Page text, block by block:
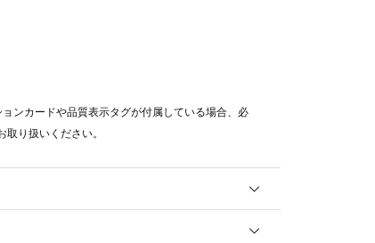
ンカードや品質表示タグが付属している場合、必
り扱いください。